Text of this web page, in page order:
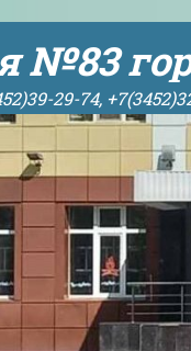
№83
29-74,